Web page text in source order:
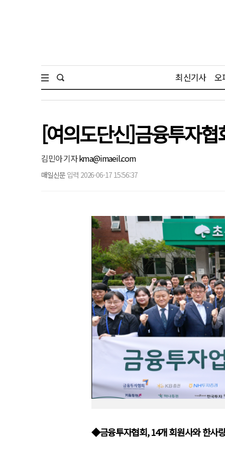
최신기사 오
[여의도단신]금융투자협
김민아 기자kma@imaeil.com
매일신문 입력 2026-06-17 15:56:37
◆금융투자협회, 14개 회원사와 한사